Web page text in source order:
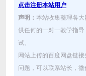
点击注册本站用户
声明： 本站收集整理各
供任何的一对一教学指
试。
网站上传的百度网盘链
问题，可以联系站长，